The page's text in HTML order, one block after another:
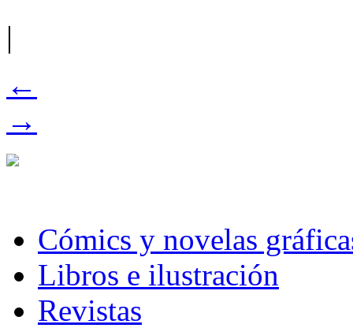
|
←
→
Cómics y novelas
Libros e ilustración
Revistas